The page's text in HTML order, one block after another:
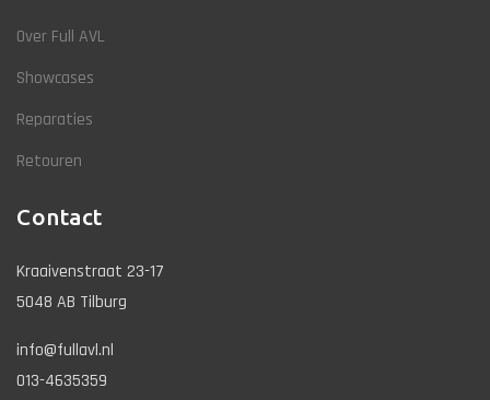
Over Full AVL
Showcases
Reparaties
Retouren
Contact
Kraaivenstraat 23-17
5048 AB Tilburg
info@fullavl.nl
013-4635359